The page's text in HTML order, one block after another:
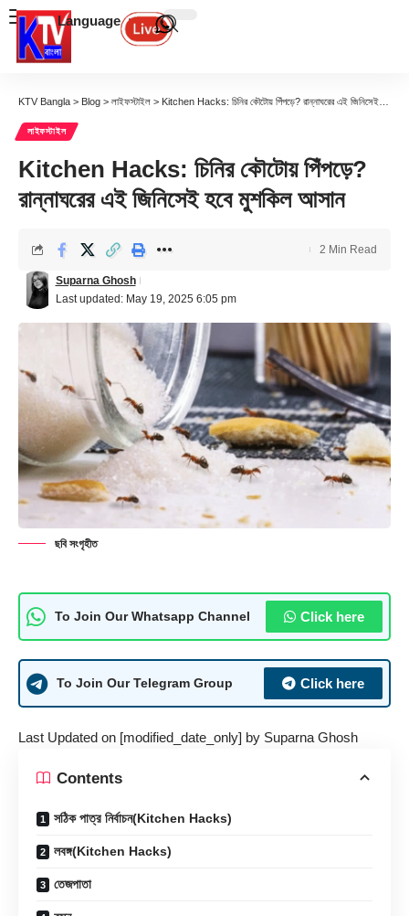
Language
KTV Bangla > Blog > লাইফস্টাইল > Kitchen Hacks: চিনির কৌটোয় পিঁপড়ে? রান্নাঘরের এই জিনিসেই হবে মুশকিল আসান
লাইফস্টাইল
Kitchen Hacks: চিনির কৌটোয় পিঁপড়ে?
রান্নাঘরের এই জিনিসেই হবে মুশকিল আসান
Last updated: May 19, 2025 6:05 pm
Suparna Ghosh
2 Min Read
ছবি সংগৃহীত
To Join Our Whatsapp Channel Click here
To Join Our Telegram Group Click here
Last Updated on [modified_date_only] by Suparna Ghosh
Contents
সঠিক পাত্র নির্বাচন(Kitchen Hacks)
লবঙ্গ(Kitchen Hacks)
তেজপাতা